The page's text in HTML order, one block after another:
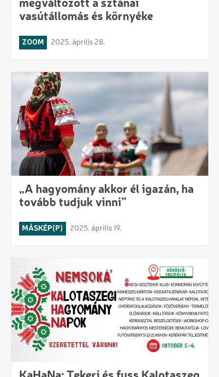
megváltozott a sztánai
vasútállomás és környéke
ZOOM 2025. április 28.
„A hagyomány akkor él igazán, ha
tovább tudjuk vinni”
MÁSKÉP(P) 2025. április 19.